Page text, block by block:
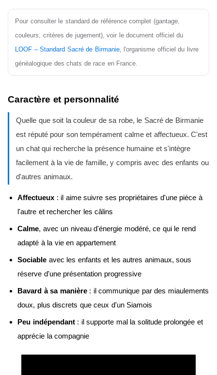
Pour consulter le standard de référence complet (gantage,
couleurs, critères de jugement), voir le document officiel du
LOOF – Standard Sacré de Birmanie, l'organisme officiel du livre
généalogique des chats de race en France.
Caractère et personnalité
Quelle que soit la couleur de sa robe, le Sacré de Birmanie
est réputé pour son tempérament calme et affectueux. C'est
un chat qui recherche la présence humaine et s'intègre
facilement à la vie de famille, y compris avec des enfants ou
d'autres animaux.
Affectueux : il aime suivre ses propriétaires d'une pièce à
l'autre et rechercher les câlins
Calme, avec un niveau d'énergie modéré, ce qui le rend
adapté à la vie en appartement
Sociable avec les enfants et les autres animaux, sous
réserve d'une présentation progressive
Bavard à sa manière: il communique par des miaulements
doux, plus discrets que ceux d'un Siamois
Peu indépendant: il supporte mal la solitude prolongée et
apprécie la compagnie